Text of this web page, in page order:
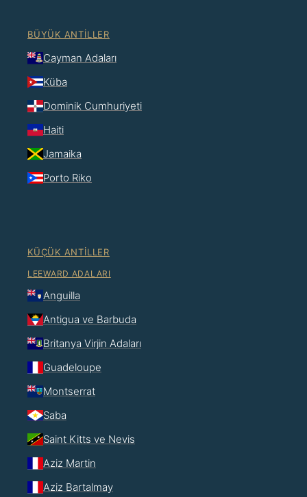
BÜYÜK ANTILLER
Cayman Adaları
Küba
Dominik Cumhuriyeti
Haiti
Jamaika
Porto Riko
KÜÇÜK ANTILLER
LEEWARD ADALARI
Anguilla
Antigua ve Barbuda
Britanya Virjin Adaları
Guadeloupe
Montserrat
Saba
Saint Kitts ve Nevis
Aziz Martin
Aziz Bartalmay